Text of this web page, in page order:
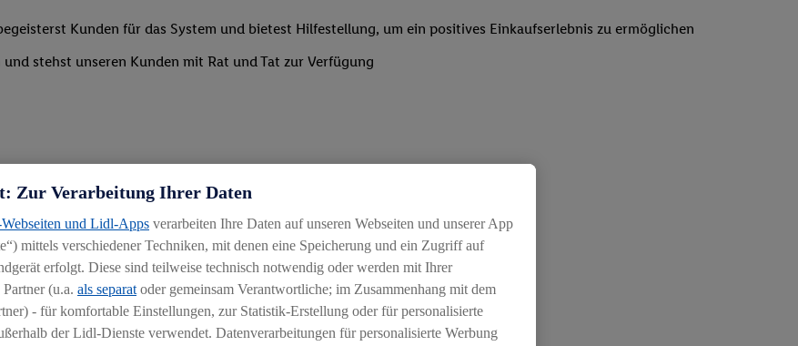
Kunden für das System und bietest Hilfestellung, um ein positives Einkaufserlebnis zu ermöglichen
stehst unseren Kunden mit Rat und Tat zur Verfügung
an wechselnde Aufgaben
in Absprache mit der Führungskraft
Zur Verarbeitung Ihrer Daten
und Lidl-Apps verarbeiten Ihre Daten auf unseren Webseiten und unserer App
mittels verschiedener Techniken, mit denen eine Speicherung und ein Zugriff auf
erfolgt. Diese sind teilweise technisch notwendig oder werden mit Ihrer
(u.a. als separat oder gemeinsam Verantwortliche; im Zusammenhang mit dem
- für komfortable Einstellungen, zur Statistik-Erstellung oder für personalisierte
der Lidl-Dienste verwendet. Datenverarbeitungen für personalisierte Werbung